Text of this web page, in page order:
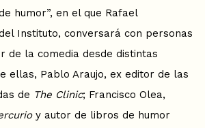
humor”, en el que Rafael
Instituto, conversará con personas
de la comedia desde distintas
ellas, Pablo Araujo, ex editor de las
de The Clinic; Francisco Olea,
y autor de libros de humor